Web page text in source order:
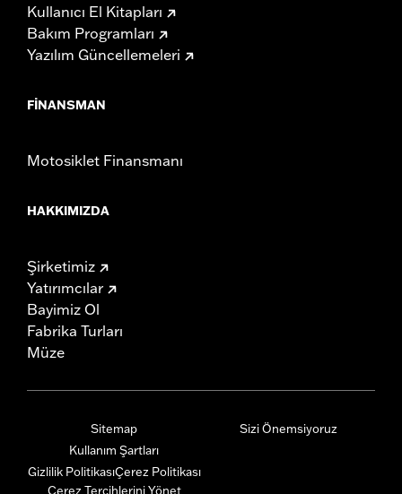
Kullanıcı El Kitapları
Bakım Programları
Yazılım Güncellemeleri
FINANSMAN
Motosiklet Finansmanı
HAKKIMIZDA
Şirketimiz
Yatırımcılar
Bayimiz Ol
Fabrika Turları
Müze
Sitemap
Kullanım Şartları
Gizlilik PolitikasıÇerez Politikası
Çerez Tercihlerini Yönet
Sizi Önemsiyoruz